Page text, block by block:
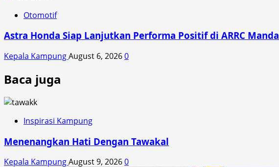
Otomotif
Astra Honda Siap Lanjutkan Performa Positif di ARRC
Kepala KampungAugust 6, 20260
Baca juga
Inspirasi Kampung
Menenangkan Hati Dengan Tawakal
Kepala KampungAugust 9, 20260